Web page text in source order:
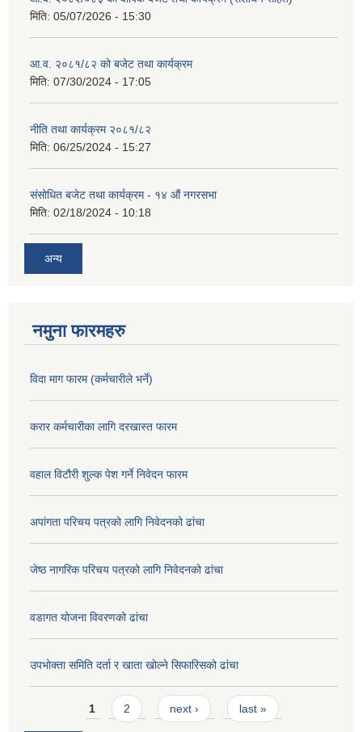
मिति: 05/07/2026 - 15:30
आ.व. २०८१/८२ को बजेट तथा कार्यक्रम
मिति: 07/30/2024 - 17:05
नीति तथा कार्यक्रम २०८१/८२
मिति: 06/25/2024 - 15:27
संसोधित बजेट तथा कार्यक्रम - १४ औं नगरसभा
मिति: 02/18/2024 - 10:18
अन्य
नमुना फारमहरु
विदा माग फारम (कर्मचारीले भर्ने)
करार कर्मचारीका लागि दरखास्त फारम
वहाल विटौरी शुल्क पेश गर्ने निवेदन फारम
अपांगता परिचय पत्रको लागि निवेदनको ढांचा
जेष्ठ नागरिक परिचय पत्रको लागि निवेदनको ढांचा
वडागत योजना विवरणको ढांचा
उपभोक्ता समिति दर्ता र खाता खोल्ने सिफारिसको ढांचा
Pages1 2 next › last »